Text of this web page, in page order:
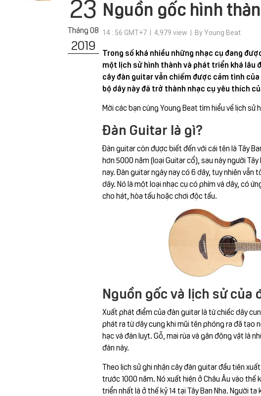
Tháng 08
2019
Nguồn gốc hình
14 : 56 GMT+7 | 4,979 view | By Young Beat
Trong số khá nhiều những nhạc cụ đang
một lịch sử hình thành và phát triển khá
cây đàn guitar vẫn chiếm được cảm tình
bộ dây này đã trở thành nhạc cụ yêu thích
Mời các bạn cùng Young Beat tìm hiểu về lịch sử
Đàn Guitar là gì?
Đàn guitar còn được biết đến với cái tên là Tây
hơn 5000 năm (loại Guitar cổ), sau này người
nay. Đàn guitar ngày nay có 6 dây, tuy nhiên vẫn
dây. Nó là một loại nhạc cụ có phím và dây, có
cho hát, hòa tấu hoặc chơi độc tấu.
Nguồn gốc và lịch sử của
Xuất phát điểm của đàn guitar là từ chiếc dây
phát ra từ dây cung khi mũi tên phóng ra đã tạo
hạc và đàn luỵt. Gỗ, mai rùa và gân động vật là
đàn này.
Theo lịch sử ghi nhận cây đàn guitar đầu tiên
trước 1000 năm. Nó xuất hiện ở Châu Âu vào
triển nhất là ở thế kỷ 14 tại Tây Ban Nha. Người